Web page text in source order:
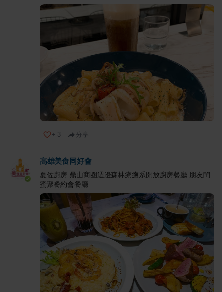
+ 3 分享
高雄美食同好會
夏佐廚房 鼎山商圈週邊森林療癒系開放廚房餐廳 朋友閨
蜜聚餐約會餐廳